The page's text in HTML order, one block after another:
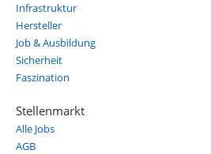
Infrastruktur
Hersteller
Job & Ausbildung
Sicherheit
Faszination
Stellenmarkt
Alle Jobs
AGB